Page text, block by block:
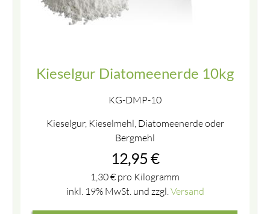
Kieselgur Diatomeenerde 10kg
KG-DMP-10
Kieselgur, Kieselmehl, Diatomeenerde oder
Bergmehl
12,95 €
1,30€ pro Kilogramm
inkl. 19% MwSt. und zzgl. Versand